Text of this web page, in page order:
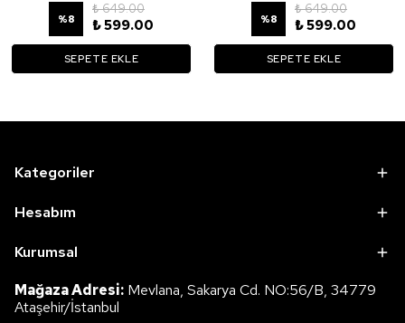
%8
₺ 649.00
₺ 599.00
SEPETE EKLE
%8
₺ 649.00
₺ 599.00
SEPETE EKLE
Kategoriler
Hesabım
Kurumsal
Mağaza Adresi: Mevlana, Sakarya Cd. NO:56/B, 34779
Ataşehir/İstanbul